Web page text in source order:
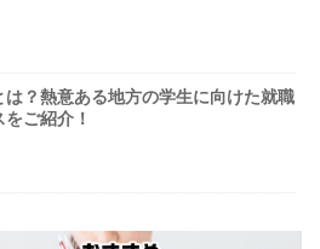
は？熱意ある地方の学生に向けた就職
ご紹介！